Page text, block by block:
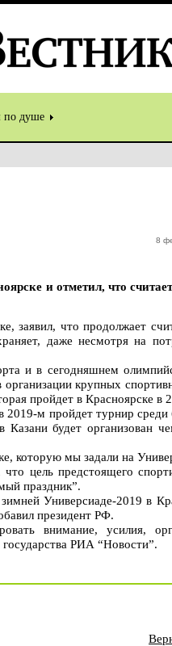
по душе
8
и отметил, что
заявил, что продолжает
даже несмотря на
и в сегодняшнем
крупных
пройдет в Красноярске в
м пройдет турнир среди
будет организован
которую мы задали на
цель предстоящего
праздник”.
Универсиаде-2019 в
президент РФ.
внимание, усилия,
РИА “Новости”.